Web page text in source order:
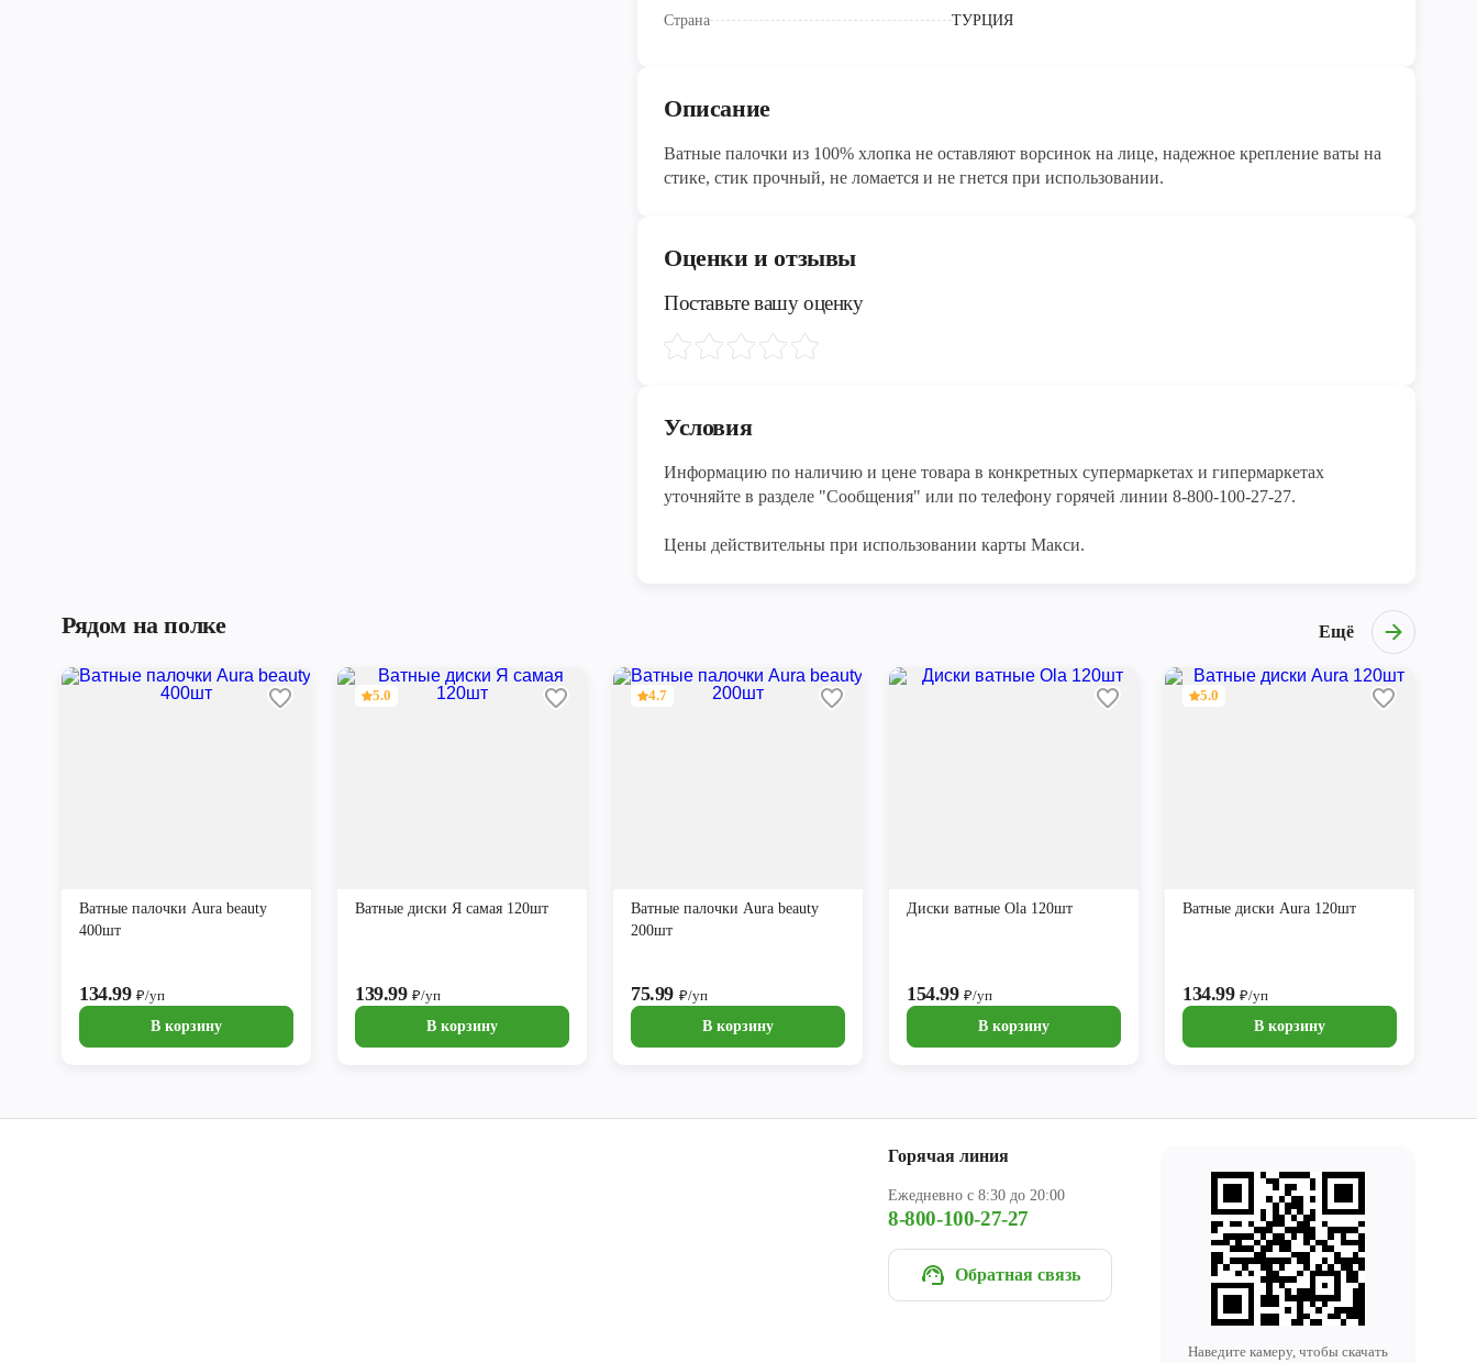
Страна ТУРЦИЯ
Описание
Ватные палочки из 100% хлопка не оставляют ворсинок на лице, надежное крепление ваты на
стике, стик прочный, не ломается и не гнется при использовании.
Оценки и отзывы
Поставьте вашу оценку
Условия
Информацию по наличию и цене товара в конкретных супермаркетах и гипермаркетах
уточняйте в разделе "Сообщения" или по телефону горячей линии 8-800-100-27-27.
Цены действительны при использовании карты Макси.
Рядом на полке Ещё
Ватные палочки Aura beauty
400шт
134.99₽/уп
В корзину
5.0
Ватные диски Я самая 120шт
139.99₽/уп
В корзину
4.7
Ватные палочки Aura beauty
200шт
75.99 ₽/уп
В корзину
Диски ватные Ola 120шт
154.99₽/уп
В корзину
5.0
Ватные диски Aura 120шт
134.99₽/уп
В корзину
Горячая линия
Ежедневно с 8:30 до 20:00
8-800-100-27-27
Обратная связь
Наведите камеру, чтобы скачать